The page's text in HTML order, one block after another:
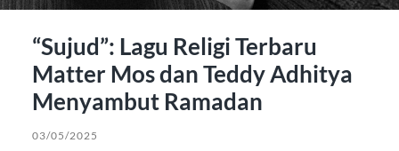
“Sujud”: Lagu Religi Terbaru
Matter Mos dan Teddy Adhitya
Menyambut Ramadan
03/05/2025